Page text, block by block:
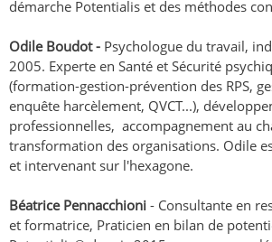
démarche Potentialis et des méthodes
Odile Boudot - Psychologue du travail,
2005. Experte en Santé et Sécurité
(formation-gestion-prévention des RPS,
enquête harcèlement, QVCT...),
professionnelles, accompagnement au
transformation des organisations. Odile
et intervenant sur l'hexagone.
Béatrice Pennacchioni - Consultante en
et formatrice, Praticien en bilan de